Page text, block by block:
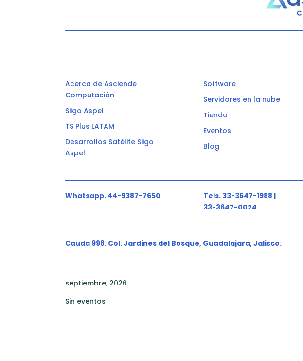
Acerca de Asciende
Computación
Siigo Aspel
TS Plus LATAM
Desarrollos Satélite Siigo
Aspel
Software
Servidores en la nube
Tienda
Eventos
Blog
Whatsapp. 44-9387-7650
Tels. 33-3647-1988 |
33-3647-0024
Cauda 998. Col. Jardines del Bosque, Guadalajara, Jalisco.
septiembre, 2026
Sin eventos